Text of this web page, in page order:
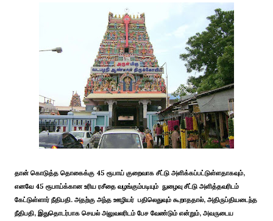
தான் கொடுத்த தொகைக்கு 45 ரூபாய் குறைவாக சீட்டு அளிக்கப்பட்டுள்ளதாகவும்,
எனவே 45 ரூபாய்க்கான உரிய ரசீதை வழங்கும்படியும் நுழைவு சீட்டு அளித்தவரிடம்
கேட்டுள்ளார் நீதிபதி. அதற்கு அந்த ஊழியர் பதிலெதுவும் கூறாததால், அதிருப்தியடைந்த
நீதிபதி, இதுதொடர்பாக செயல் அலுவலரிடம் பேச வேண்டும் என்றும், அவருடைய